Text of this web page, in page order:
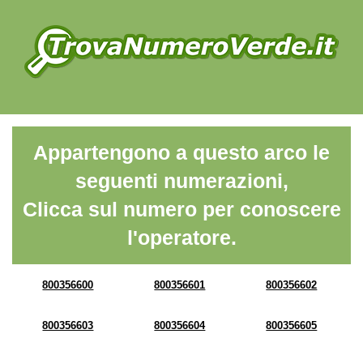
Appartengono a questo arco le
seguenti numerazioni,
Clicca sul numero per conoscere
l'operatore.
800356600 800356601 800356602
800356603 800356604 800356605